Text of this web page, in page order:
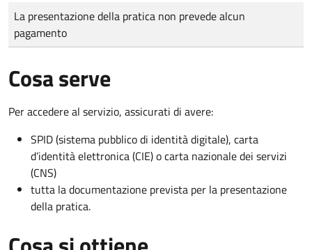
Tipo di pagamento
Importo
La presentazione della pratica non prevede alcun
pagamento
Cosa serve
Per accedere al servizio, assicurati di avere:
SPID (sistema pubblico di identità digitale), carta
d’identità elettronica (CIE) o carta nazionale dei servizi
(CNS)
tutta la documentazione prevista per la presentazione
della pratica.